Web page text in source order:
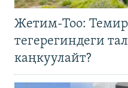
Жетим-Тоо:
тегерегиндеги
каңкуулайт?